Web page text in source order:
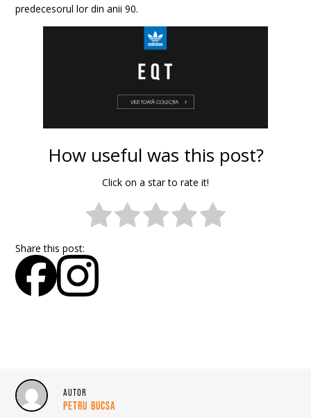
predecesorul lor din anii 90.
How useful was this post?
Click on a star to rate it!
Share this post:
AUTOR
PETRU BUCSA